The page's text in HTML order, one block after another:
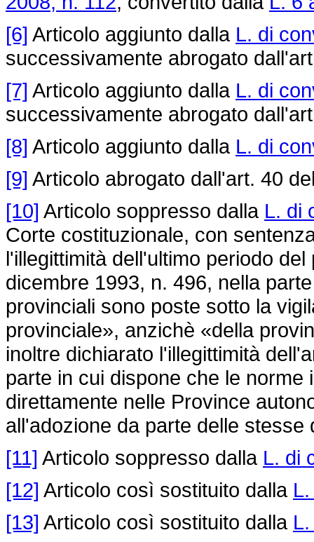
[6] Articolo aggiunto dalla L. di
successivamente abrogato
[7] Articolo aggiunto dalla L. di
successivamente abrogato
[8] Articolo aggiunto dalla L. di
[9] Articolo abrogato dall'art. 40
[10] Articolo soppresso dalla L. di
Corte costituzionale, con
l'illegittimità dell'ultimo periodo
dicembre 1993, n. 496, nella
provinciali sono poste sotto la
provinciale», anzichè «della
inoltre dichiarato l'illegittimità
parte in cui dispone che le
direttamente nelle Province
all'adozione da parte delle stesse
[11] Articolo soppresso dalla L. di
[12] Articolo così sostituito dalla
[13] Articolo così sostituito dalla